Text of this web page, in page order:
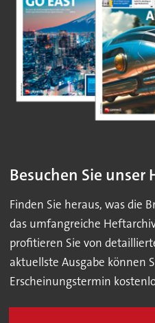
Besuchen Sie unser
Finden Sie heraus, was die
das umfangreiche
profitieren Sie von
aktuellste Ausgabe können
Erscheinungstermin